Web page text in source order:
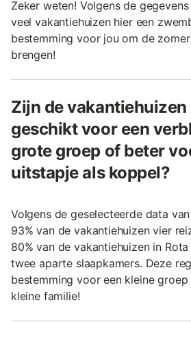
Zeker weten! Volgens de
veel vakantiehuizen hier een
bestemming voor jou om de
brengen!
Zijn de vakantiehuizen
geschikt voor een
grote groep of beter
uitstapje als koppel?
Volgens de geselecteerde data
93% van de vakantiehuizen vier
80% van de vakantiehuizen in
twee aparte slaapkamers. Deze
bestemming voor een kleine
kleine familie!